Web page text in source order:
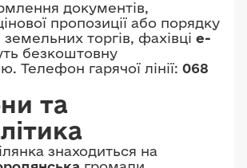
документів,
пропозиції або порядку
торгів, фахівці e-
безкоштовну
Телефон гарячої лінії: 068
та
знаходиться на